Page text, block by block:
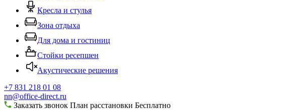
Кресла и стулья
Зона отдыха
Для дома и гостиниц
Стойки ресепшен
Акустические решения
+7 831 218 01 08
nn@office-direct.ru
Заказать звонок План расстановки Бесплатно